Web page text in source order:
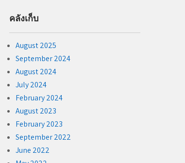
คลังเก็บ
August 2025
September 2024
August 2024
July 2024
February 2024
August 2023
February 2023
September 2022
June 2022